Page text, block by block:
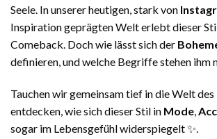
Seele. In unserer heutigen, stark von
Inspiration geprägten Welt erlebt dieser
Comeback. Doch wie lässt sich der
definieren, und welche Begriffe stehen ihm
Tauchen wir gemeinsam tief in die Welt des
entdecken, wie sich dieser Stil in Mode,
sogar im Lebensgefühl widerspiegelt ✨.